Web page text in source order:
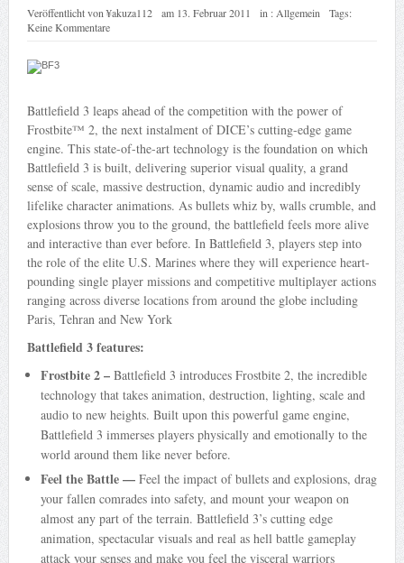
Veröffentlicht von¥akuza112 am 13. Februar 2011 in : Allgemein
Tags:
Keine Kommentare
Battlefield 3 leaps ahead of the competition with the power of
Frostbite™ 2, the next instalment of DICE’s cutting-edge game
engine. This state-of-the-art technology is the foundation on which
Battlefield 3 is built, delivering superior visual quality, a grand
sense of scale, massive destruction, dynamic audio and incredibly
lifelike character animations. As bullets whiz by, walls crumble, and
explosions throw you to the ground, the battlefield feels more alive
and interactive than ever before. In Battlefield 3, players step into
the role of the elite U.S. Marines where they will experience heart-
pounding single player missions and competitive multiplayer actions
ranging across diverse locations from around the globe including
Paris, Tehran and New York
Battlefield 3 features:
Frostbite 2 – Battlefield 3 introduces Frostbite 2, the incredible
technology that takes animation, destruction, lighting, scale and
audio to new heights. Built upon this powerful game engine,
Battlefield 3 immerses players physically and emotionally to the
world around them like never before.
Feel theBattle— Feel the impact of bullets and explosions, drag
your fallen comrades into safety, and mount your weapon on
almost any part of the terrain. Battlefield 3’s cutting edge
animation, spectacular visuals and real as hell battle gameplay
attack your senses and make you feel the visceral warriors